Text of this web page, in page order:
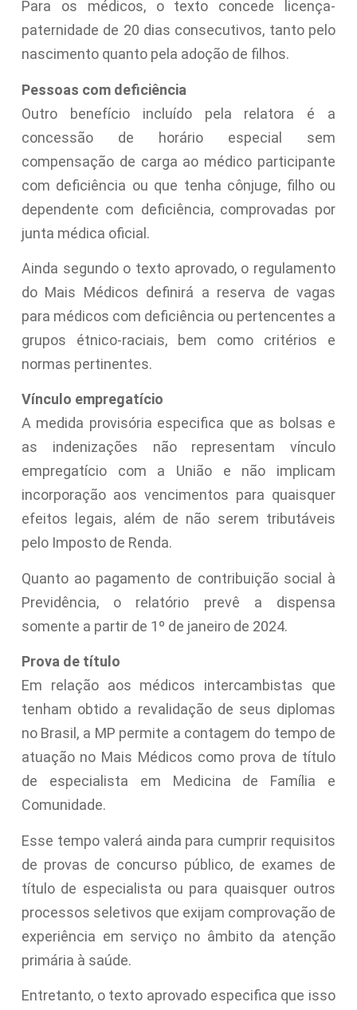
Para os médicos, o texto concede licença-
paternidade de 20 dias consecutivos, tanto pelo
nascimento quanto pela adoção de filhos.
Pessoas com deficiência
Outro benefício incluído pela relatora é a
concessão de horário especial sem
compensação de carga ao médico participante
com deficiência ou que tenha cônjuge, filho ou
dependente com deficiência, comprovadas por
junta médica oficial.
Ainda segundo o texto aprovado, o regulamento
do Mais Médicos definirá a reserva de vagas
para médicos com deficiência ou pertencentes a
grupos étnico-raciais, bem como critérios e
normas pertinentes.
Vínculo empregatício
A medida provisória especifica que as bolsas e
as indenizações não representam vínculo
empregatício com a União e não implicam
incorporação aos vencimentos para quaisquer
efeitos legais, além de não serem tributáveis
pelo Imposto de Renda.
Quanto ao pagamento de contribuição social à
Previdência, o relatório prevê a dispensa
somente a partir de 1º de janeiro de 2024.
Prova de título
Em relação aos médicos intercambistas que
tenham obtido a revalidação de seus diplomas
no Brasil, a MP permite a contagem do tempo de
atuação no Mais Médicos como prova de título
de especialista em Medicina de Família e
Comunidade.
Esse tempo valerá ainda para cumprir requisitos
de provas de concurso público, de exames de
título de especialista ou para quaisquer outros
processos seletivos que exijam comprovação de
experiência em serviço no âmbito da atenção
primária à saúde.
Entretanto, o texto aprovado especifica que isso